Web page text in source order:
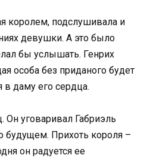
королем, подслушивала и
девушки. А это было
бы услышать. Генрих
особа без приданого будет
в даму его сердца.
Он уговаривал Габриэль
будущем. Прихоть короля –
он радуется ее